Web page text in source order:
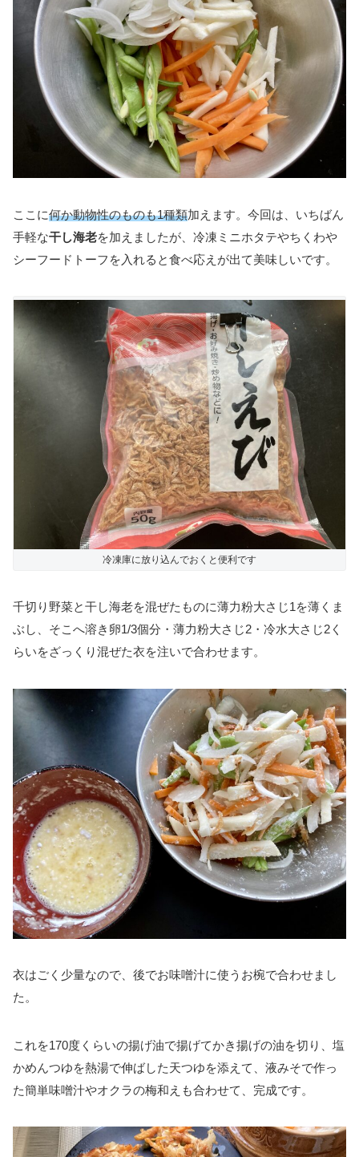
ここに何か動物性のものも1種類加えます。今回は、いちばん
手軽な干し海老を加えましたが、冷凍ミニホタテやちくわや
シーフードトーフを入れると食べ応えが出て美味しいです。
冷凍庫に放り込んでおくと便利です
千切り野菜と干し海老を混ぜたものに薄力粉大さじ1を薄くま
ぶし、そこへ溶き卵1/3個分・薄力粉大さじ2・冷水大さじ2く
らいをざっくり混ぜた衣を注いで合わせます。
衣はごく少量なので、後でお味噌汁に使うお椀で合わせまし
た。
これを170度くらいの揚げ油で揚げてかき揚げの油を切り、塩
かめんつゆを熱湯で伸ばした天つゆを添えて、液みそで作っ
た簡単味噌汁やオクラの梅和えも合わせて、完成です。